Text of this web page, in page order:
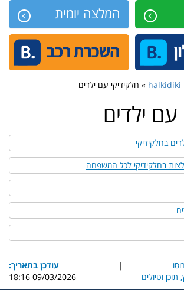
המלצה יומית
» חלקידיקי עם ילדים
עם ילדים
בחלקידיקי
בחלקידיקי לכל המשפחה
וטיולים
|
עודכן בתאריך:
09/03/2026 18:16